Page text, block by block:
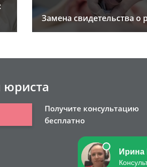
Замена свидетельства о
юриста
Получите консультацию
бесплатно